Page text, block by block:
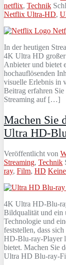
netflix, Technik
Netflix Ultra-HD,
In der heutigen
4K Ultra HD
Anbieter und bietet
hochauflösenden
visuelle Erlebnis in
Beitrag erfahren
Streaming auf […]
Machen Sie
Ultra HD-
Veröffentlicht von
Streaming, Technik
ray, Film, HD
4K Ultra HD-Blu-
Bildqualität und ein
Technologie und
feststellen, dass
HD-Blu-ray-Player
bietet. Machen Sie
Ultra HD Blu-ray-